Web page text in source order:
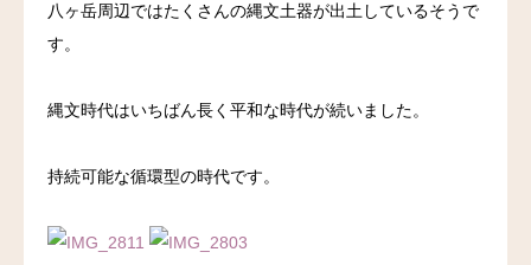
八ヶ岳周辺ではたくさんの縄文土器が出土しているそうで
す。
縄文時代はいちばん長く平和な時代が続いました。
持続可能な循環型の時代です。